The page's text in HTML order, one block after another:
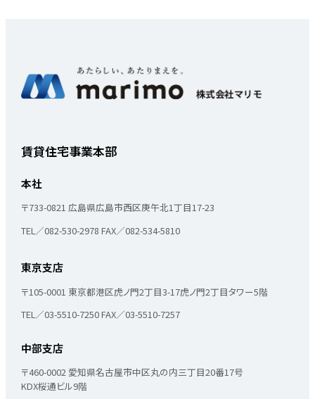
賃貸住宅事業本部
本社
〒733-0821 広島県広島市西区庚午北1丁目17-23
TEL／082-530-2978 FAX／082-534-5810
東京支店
〒105-0001 東京都港区虎ノ門2丁目3-17虎ノ門2丁目タワー5階
TEL／03-5510-7250FAX／03-5510-7257
中部支店
〒460-0002 愛知県名古屋市中区丸の内三丁目20番17号
KDX桜通ビル9階